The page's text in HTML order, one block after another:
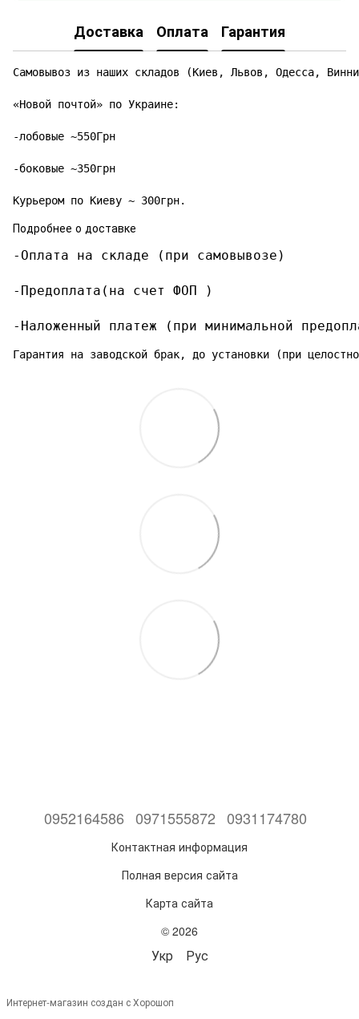
Доставка Оплата Гарантия
Самовывоз из наших складов (Киев, Львов, Одесса,
«Новой почтой» по Украине:
-лобовые ~550Грн
-боковые ~350грн
Курьером по Киеву ~ 300грн.
Подробнее о доставке
-Оплата на складе (при самовывозе)
-Предоплата(на счет ФОП )
-Наложенный платеж (при минимальной
Гарантия на заводской брак, до установки (при
0952164586 0971555872 0931174780
Контактная информация
Полная версия сайта
Карта сайта
© 2026
Укр Рус
Интернет-магазин создан с Хорошоп